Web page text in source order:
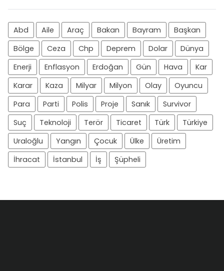
Abd Aile Araç Bakan Bayram
Başkan
Bölge
Ceza Chp Deprem Dolar
Dünya
Enerji
Enflasyon Erdoğan Gün Hava
Kar
Karar
Kaza Milyar Milyon Olay
Oyuncu
Para
Parti Polis Proje Sanık
Survivor
Suç
Teknoloji Terör Ticaret Türk
Türkiye
Uraloğlu
Yangın Çocuk Ülke
Üretim
İhracat
İstanbul İş Şüpheli